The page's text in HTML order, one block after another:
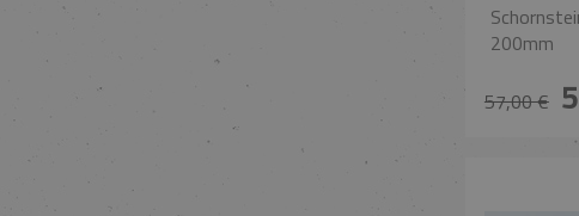
200mm
57,00 €